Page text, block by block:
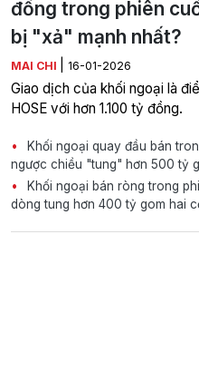
đồng trong phiên
bị "xả" mạnh nhất?
MAI CHI 16-01-2026
Giao dịch của khối ngoại là
HOSE với hơn 1.100 tỷ đồng.
Khối ngoại quay đầu bán
ngược chiều "tung" hơn 500 tỷ
Khối ngoại bán ròng trong
dòng tung hơn 400 tỷ gom hai